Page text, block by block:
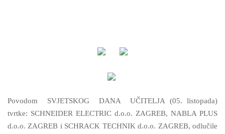
Povodom SVJETSKOG DANA UČITELJA (05. listopada)
tvrtke: SCHNEIDER ELECTRIC d.o.o. ZAGREB, NABLA PLUS
d.o.o. ZAGREB i SCHRACK TECHNIK d.o.o. ZAGREB, odlučile